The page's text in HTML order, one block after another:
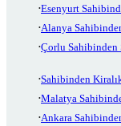
Esenyurt
Alanya
Çorlu Sahibinden
Sahibinden
Malatya
Ankara